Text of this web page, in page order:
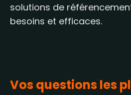
solutions de
besoins et efficaces.
Vos questions les